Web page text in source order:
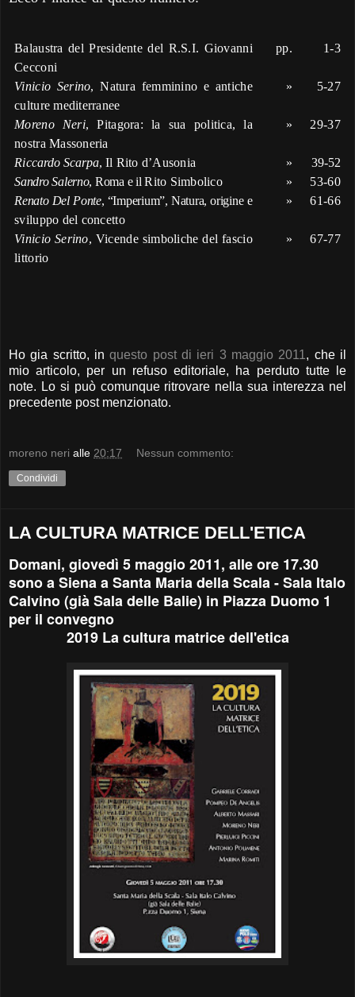
Balaustra del Presidente del R.S.I. Giovanni
Cecconi
pp. 1-3
Vinicio Serino, Natura femminino e antiche
culture mediterranee
» 5-27
Moreno Neri, Pitagora: la sua politica, la
nostra Massoneria
» 29-37
Riccardo Scarpa, Il Rito d’Ausonia » 39-52
Sandro Salerno, Roma e ilRito Simbolico »
53-60
Renato Del Ponte, “Imperium”, Natura, origine e
sviluppo del concetto
» 61-66
Vinicio Serino, Vicende simboliche del fascio
littorio
» 67-77
Ho gia scritto, inquesto post di ieri 3 maggio 2011 , che il
mio articolo, per un refuso editoriale, ha perduto tutte le
note. Lo si può comunque ritrovare nella sua interezza nel
precedente post menzionato.
moreno neri alle 20:17 Nessun commento:
Condividi
LA CULTURA MATRICE DELL'ETICA
Domani, giovedì 5 maggio 2011, alle ore 17.30
sono a Siena a Santa Maria della Scala - Sala Italo
Calvino (già Sala delle Balie) in Piazza Duomo 1
per il convegno
2019 La cultura matrice dell'etica